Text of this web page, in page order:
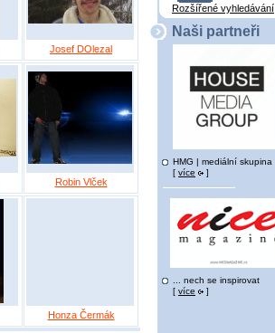
Josef DOlezal
Robin Vlček
Honza Čermák
Rozšířené vyhledávání
Naši partneři
HMG | mediální skupina
[ více ]
... nech se inspirovat
[ více ]